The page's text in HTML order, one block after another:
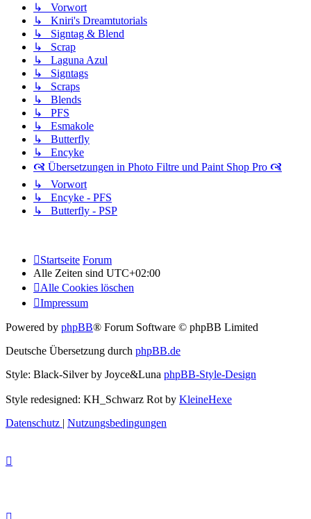
↳ Vorwort
↳ Kniri's Dreamtutorials
↳ Signtag & Blend
↳ Scrap
↳ Laguna Azul
↳ Signtags
↳ Scraps
↳ Blends
↳ PFS
↳ Esmakole
↳ Butterfly
↳ Encyke
🙧 Übersetzungen in Photo Filtre und Paint Shop Pro 🙧
↳ Vorwort
↳ Encyke - PFS
↳ Butterfly - PSP
Startseite Forum
Alle Zeiten sind UTC+02:00
Alle Cookies löschen
Impressum
Powered by phpBB® Forum Software © phpBB Limited
Deutsche Übersetzung durch phpBB.de
Style: Black-Silver by Joyce&Luna phpBB-Style-Design
Style redesigned: KH_Schwarz Rot by KleineHexe
Datenschutz | Nutzungsbedingungen